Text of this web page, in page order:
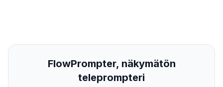
FlowPrompter, näkymätön
teleprompteri